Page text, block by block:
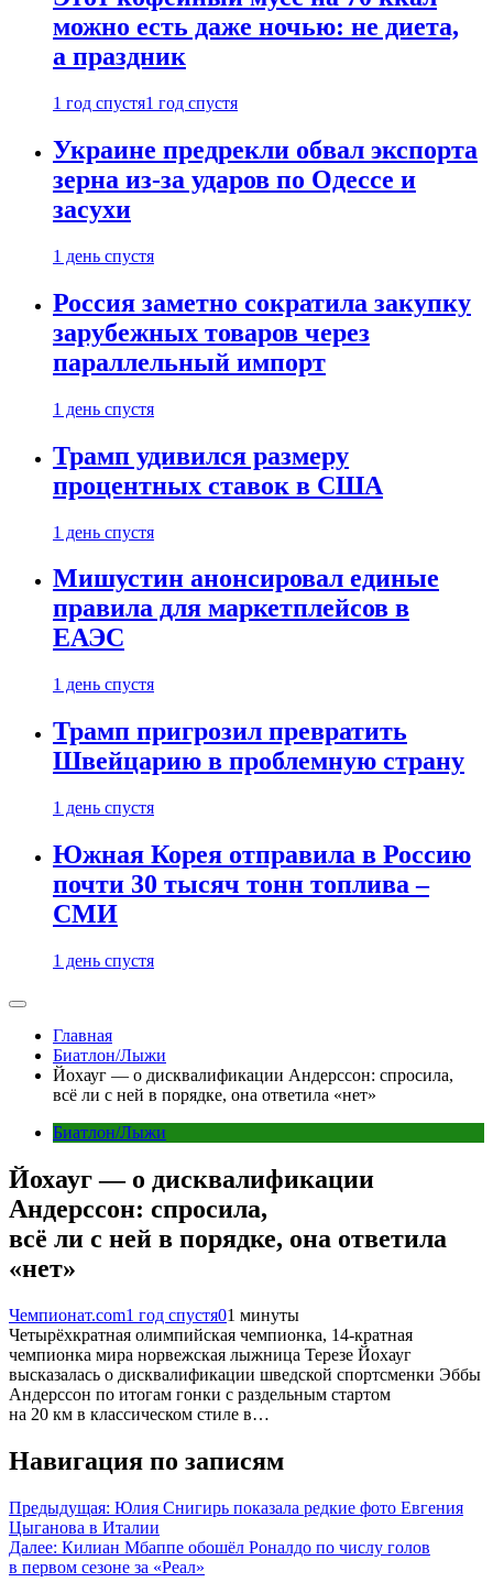
можно есть даже ночью: не диета,
а праздник
1 год спустя1 год спустя
Украине предрекли обвал экспорта
зерна из-за ударов по Одессе и
засухи
1 день спустя
Россия заметно сократила закупку
зарубежных товаров через
параллельный импорт
1 день спустя
Трамп удивился размеру
процентных ставок в США
1 день спустя
Мишустин анонсировал единые
правила для маркетплейсов в
ЕАЭС
1 день спустя
Трамп пригрозил превратить
Швейцарию в проблемную страну
1 день спустя
Южная Корея отправила в Россию
почти 30 тысяч тонн топлива –
СМИ
1 день спустя
Главная
Биатлон/Лыжи
Йохауг — о дисквалификации Андерссон: спросила,
всё ли с ней в порядке, она ответила «нет»
Биатлон/Лыжи
Йохауг — о дисквалификации
Андерссон: спросила,
всё ли с ней в порядке, она ответила
«нет»
Чемпионат.com1 год спустя01 минуты
Четырёхкратная олимпийская чемпионка, 14-кратная
чемпионка мира норвежская лыжница Терезе Йохауг
высказалась о дисквалификации шведской спортсменки Эббы
Андерссон по итогам гонки с раздельным стартом
на 20 км в классическом стиле в…
Навигация по записям
Предыдущая: Юлия Снигирь показала редкие фото Евгения
Цыганова в Италии
Далее: Килиан Мбаппе обошёл Роналдо по числу голов
в первом сезоне за «Реал»